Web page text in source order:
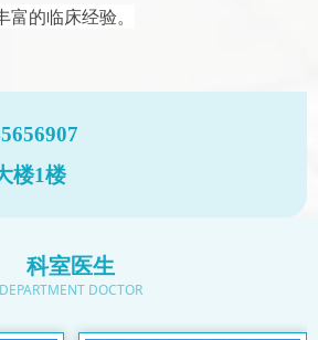
富的临床经验。
楼1楼
科室医生
DEPARTMENT DOCTOR